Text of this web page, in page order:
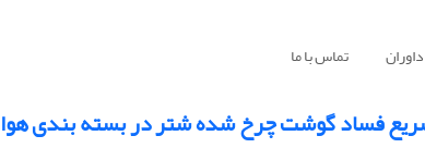
داوران تماس با ما
فساد گوشت چرخ شده شتر در بسته بندی هوا،